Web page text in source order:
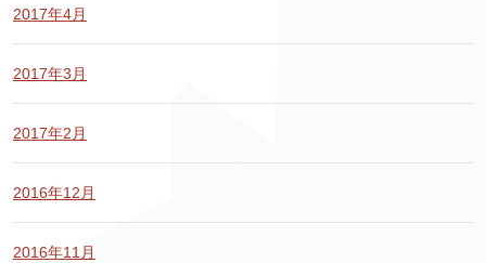
2017年4月
2017年3月
2017年2月
2016年12月
2016年11月